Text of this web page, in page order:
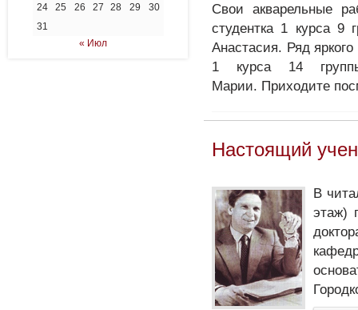
24
25 26 27 28 29
30
31
« Июл
Свои акварельные
студентка 1 курса 9
Анастасия. Ряд
1 курса 14 группы
Марии. Приходите
Настоящий
В
этаж)